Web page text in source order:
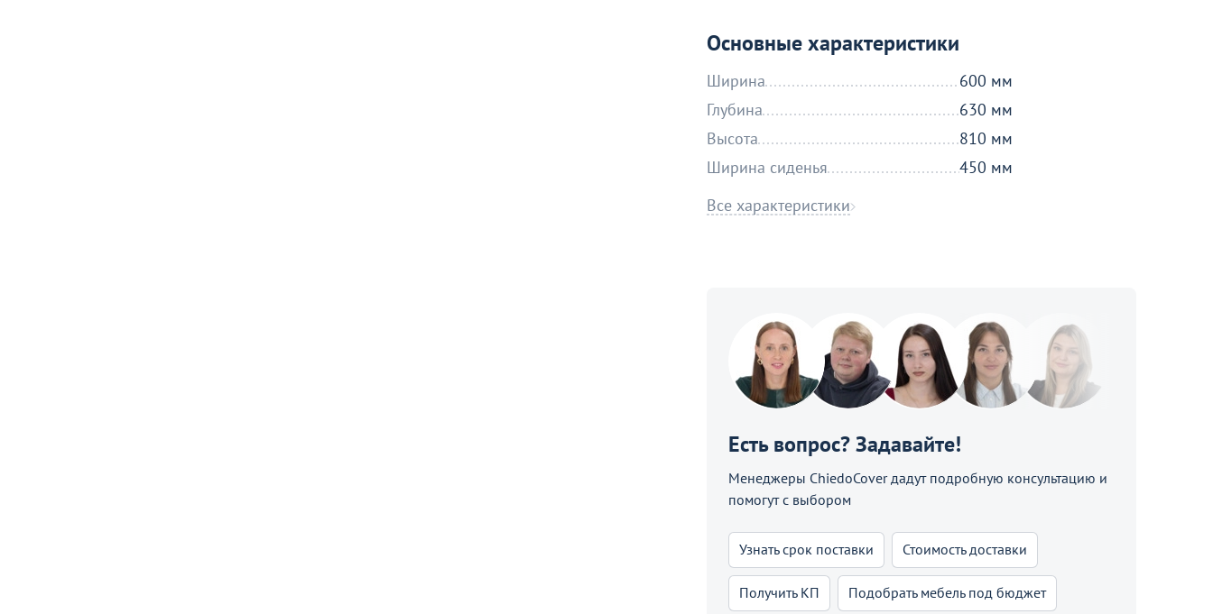
Основные характеристики
Ширина
600 мм
Глубина
630 мм
Высота
810 мм
Ширина сиденья
450 мм
Все характеристики
Есть вопрос? Задавайте!
Менеджеры ChiedoCover дадут подробную консультацию и
помогут с выбором
Узнать срок поставки Стоимость доставки
Получить КП Подобрать мебель под бюджет
В корзине
Продолжить покупки